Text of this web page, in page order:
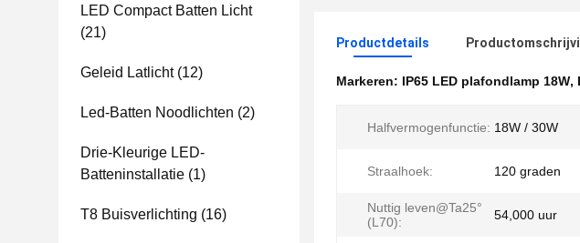
LED Compact Batten Licht
(21)
Geleid Latlicht(12)
Led-Batten Noodlichten (2)
Drie-Kleurige LED-
Batteninstallatie (1)
T8 Buisverlichting (16)
Productdetails
Markeren: IP65 LED plafondlamp 18W,
Halfvermogenfunctie: 18W / 30W
Straalhoek: 120 graden
Nuttig leven@Ta25°
(L70):
54,000 uur